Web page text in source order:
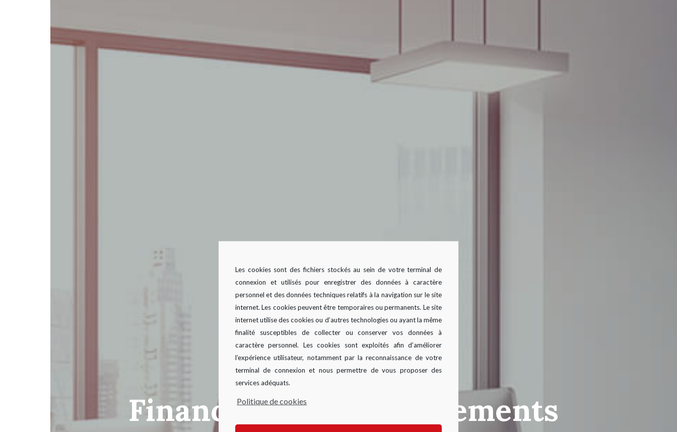
Financer vos investissements
Les cookies sont des fichiers stockés au sein de votre terminal de
connexion et utilisés pour enregistrer des données à caractère
personnel et des données techniques relatifs à la navigation sur le site
internet. Les cookies peuvent être temporaires ou permanents. Le site
internet utilise des cookies ou d’autres technologies ou ayant la même
finalité susceptibles de collecter ou conserver vos données à
caractère personnel. Les cookies sont exploités afin d’améliorer
l’expérience utilisateur, notamment par la reconnaissance de votre
terminal de connexion et nous permettre de vous proposer des
services adéquats.
Politique de cookies